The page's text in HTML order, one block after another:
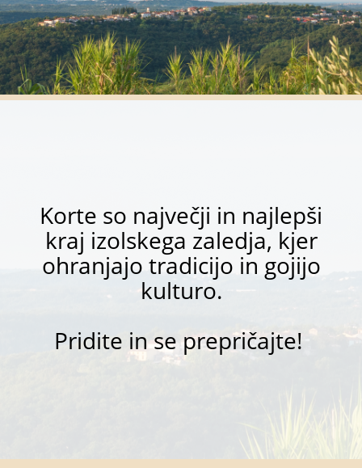
Korte so največji in najlepši
kraj izolskega zaledja, kjer
ohranjajo tradicijo in gojijo
kulturo.
Pridite in se prepričajte!